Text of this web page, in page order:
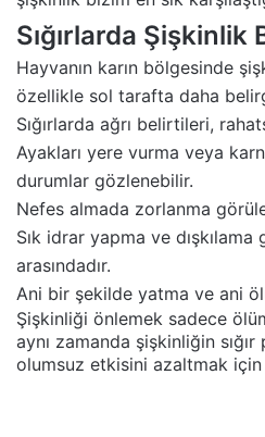
Sığırlarda Şişkinlik
Hayvanın karın bölgesinde
özellikle sol tarafta daha
Sığırlarda ağrı belirtileri,
Ayakları yere vurma veya
durumlar gözlenebilir.
Nefes almada zorlanma
Sık idrar yapma ve
arasındadır.
Ani bir şekilde yatma ve ani
Şişkinliği önlemek sadece
aynı zamanda şişkinliğin
olumsuz etkisini azaltmak